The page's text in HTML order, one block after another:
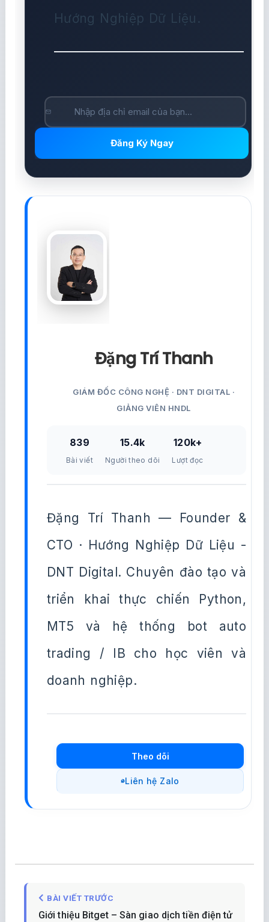
Hướng Nghiệp Dữ Liệu.
Đăng Ký Ngay
Đặng Trí Thanh
GIÁM ĐỐC CÔNG NGHỆ · DNT DIGITAL ·
GIẢNG VIÊN HNDL
839
Bài viết
15.4k
Người theo dõi
120k+
Lượt đọc
Đặng Trí Thanh — Founder &
CTO · Hướng Nghiệp Dữ Liệu -
DNT Digital. Chuyên đào tạo và
triển khai thực chiến Python,
MT5 và hệ thống bot auto
trading / IB cho học viên và
doanh nghiệp.
Theo dõi
Liên hệ Zalo
BÀI VIẾT TRƯỚC
Giới thiệu Bitget – Sàn giao dịch tiền điện tử